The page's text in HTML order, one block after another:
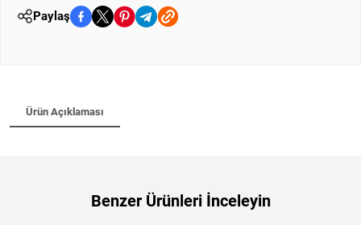
Paylaş
Ürün Açıklaması
Benzer Ürünleri İnceleyin